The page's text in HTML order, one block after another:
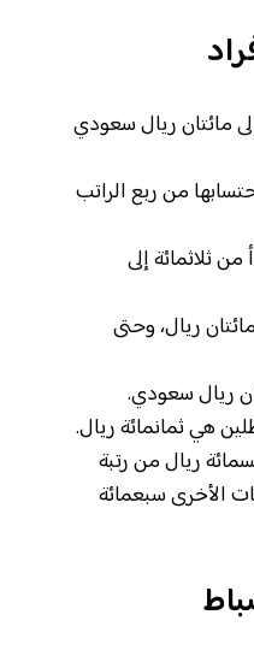
مائتان ريال سعودي
من ربع الراتب
ثلاثمائة إلى
ريال، وحتى
ريال سعودي.
هي ثمانمائة ريال.
ريال من رتبة
الأخرى سبعمائة